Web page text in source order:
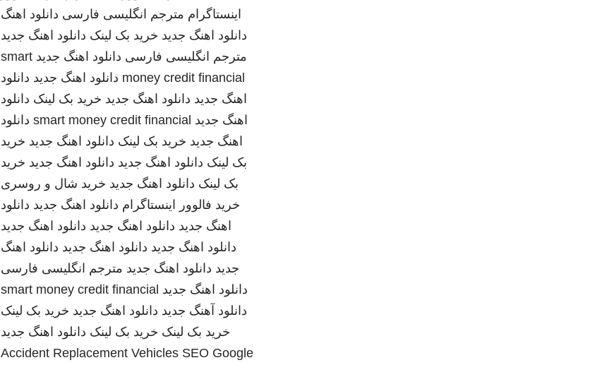
اینستاگرام مترجم انگلیسی فارسی دانلود اهنگ
دانلود اهنگ جدید خرید بک لینک دانلود اهنگ جدید
مترجم انگلیسی فارسی دانلود اهنگ جدید smart
money credit financial دانلود اهنگ جدید دانلود
اهنگ جدید دانلود اهنگ جدید خرید بک لینک دانلود
اهنگ جدید smart money credit financial دانلود
اهنگ جدید خرید بک لینک دانلود اهنگ جدید خرید
بک لینک دانلود اهنگ جدید دانلود اهنگ جدید خرید
بک لینک دانلود اهنگ جدید خرید شال و روسری
خرید فالوور اینستاگرام دانلود اهنگ جدید دانلود
اهنگ جدید دانلود اهنگ جدید دانلود اهنگ جدید
دانلود اهنگ جدید دانلود اهنگ جدید دانلود اهنگ
جدید دانلود اهنگ جدید مترجم انگلیسی فارسی
دانلود اهنگ جدید smart money credit financial
دانلود آهنگ جدید دانلود اهنگ جدید خرید بک لینک
خرید بک لینک خرید بک لینک دانلود اهنگ جدید
Accident Replacement Vehicles SEO Google